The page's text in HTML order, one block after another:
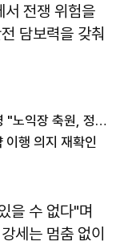
전쟁 위험을
담보력을 갖춰
김정은, 전승절 행사서 노병과 기념촬영 "노익장 축원, 정신적 기둥"
행 의지 재확인
을 수 없다"며
세는 멈춤 없이